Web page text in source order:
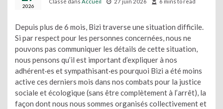
2026
Depuis plus de 6 mois, Bizi traverse une situation difficile.
Si par respect pour les personnes concernées, nous ne
pouvons pas communiquer les détails de cette situation,
nous pensons qu’il est important d’expliquer à nos
adhérent·es et sympathisant·es pourquoi Bizi a été moins
active ces derniers mois dans nos combats pour la justice
sociale et écologique (sans être complètement à l’arrêt), la
façon dont nous nous sommes organisés collectivement et